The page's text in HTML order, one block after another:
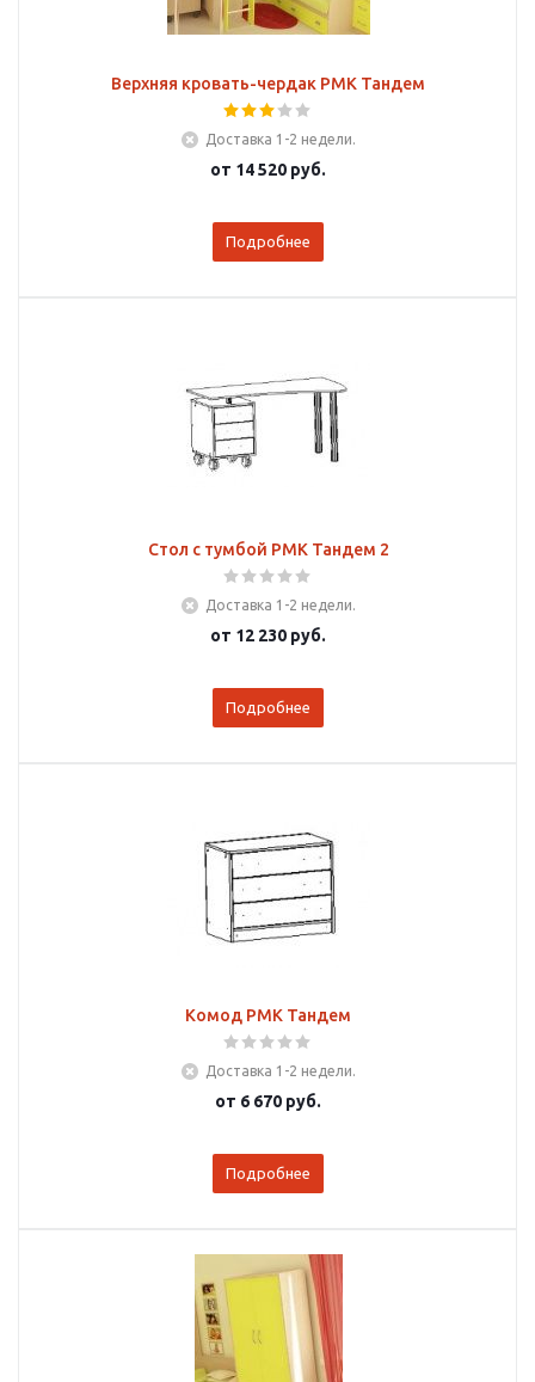
Верхняя кровать-чердак РМК Тандем
Доставка 1-2 недели.
от 14 520 руб.
Подробнее
Стол с тумбой РМК Тандем 2
Доставка 1-2 недели.
от 12 230 руб.
Подробнее
Комод РМК Тандем
Доставка 1-2 недели.
от 6 670 руб.
Подробнее